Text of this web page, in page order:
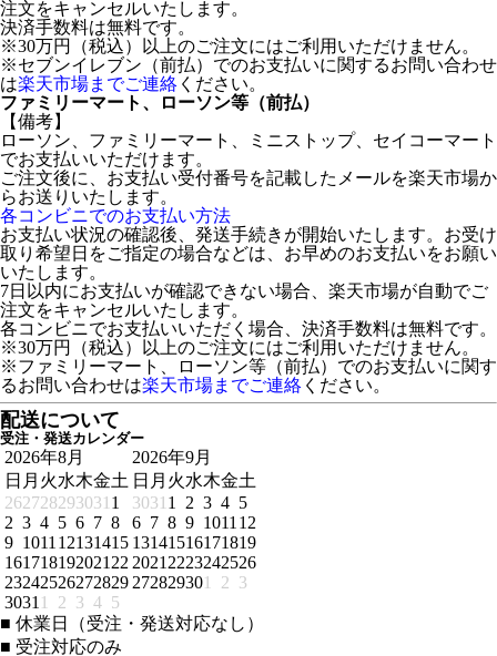
注文をキャンセルいたします。
決済手数料は無料です。
※30万円（税込）以上のご注文にはご利用いただけません。
※セブンイレブン（前払）でのお支払いに関するお問い合わせ
は楽天市場までご連絡 ください。
ファミリーマート、ローソン等（前払）
【備考】
ローソン、ファミリーマート、ミニストップ、セイコーマート
でお支払いいただけます。
ご注文後に、お支払い受付番号を記載したメールを楽天市場か
らお送りいたします。
各コンビニでのお支払い方法
お支払い状況の確認後、発送手続きが開始いたします。お受け
取り希望日をご指定の場合などは、お早めのお支払いをお願い
いたします。
7日以内にお支払いが確認できない場合、楽天市場が自動でご
注文をキャンセルいたします。
各コンビニでお支払いいただく場合、決済手数料は無料です。
※30万円（税込）以上のご注文にはご利用いただけません。
※ファミリーマート、ローソン等（前払）でのお支払いに関す
るお問い合わせは楽天市場までご連絡 ください。
配送について
受注・発送カレンダー
2026年8月
日 月 火水木金土
262728293031 1
2 3 4 5 6 7 8
9 1011 12131415
161718192021 22
23242526272829
3031 1 2 3 4 5
2026年9月
日 月 火水木金土
3031 1 2 3 4 5
6 7 8 9 1011 12
13141516171819
2021 2223242526
272829301 2 3
■ 休業日（受注・発送対応なし）
■ 受注対応のみ